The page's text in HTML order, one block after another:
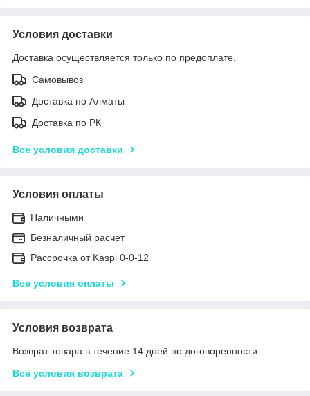
Условия доставки
Доставка осуществляется только по предоплате.
Самовывоз
Доставка по Алматы
Доставка по РК
Все условия доставки
Условия оплаты
Наличными
Безналичный расчет
Рассрочка от Kaspi 0-0-12
Все условия оплаты
Условия возврата
Возврат товара в течение 14 дней по договоренности
Все условия возврата